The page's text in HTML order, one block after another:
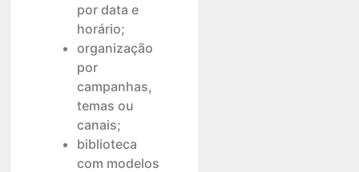
por data e
horário;
organização
por
campanhas,
temas ou
canais;
biblioteca
com modelos